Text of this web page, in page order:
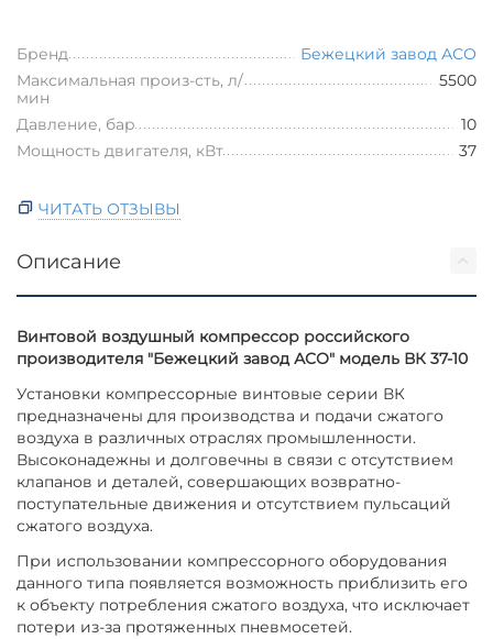
Бренд
Бежецкий завод АСО
Максимальная произ-сть, л/
мин
5500
Давление, бар
10
Мощность двигателя, кВт
37
ЧИТАТЬ ОТЗЫВЫ
Описание
Винтовой воздушный компрессор российского
производителя "Бежецкий завод АСО" модель ВК 37-10
Установки компрессорные винтовые серии ВК
предназначены для производства и подачи сжатого
воздуха в различных отраслях промышленности.
Высоконадежны и долговечны в связи с отсутствием
клапанов и деталей, совершающих возвратно-
поступательные движения и отсутствием пульсаций
сжатого воздуха.
При использовании компрессорного оборудования
данного типа появляется возможность приблизить его
к объекту потребления сжатого воздуха, что исключает
потери из-за протяженных пневмосетей.